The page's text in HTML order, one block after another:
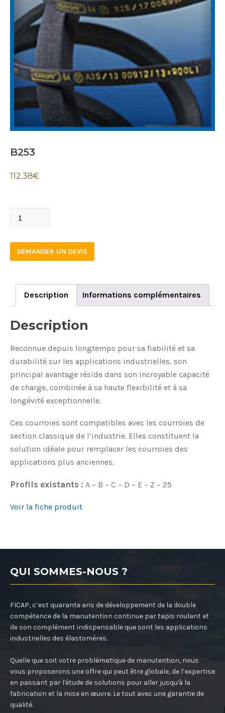
B253
112.38€
B253
DEMANDER UN DEVIS
Description Informations complémentaires
Description
Reconnue depuis longtemps pour sa fiabilité et sa
durabilité sur les applications industrielles, son
principal avantage réside dans son incroyable capacité
de charge, combinée à sa haute flexibilité et à sa
longévité exceptionnelle.
Ces courroies sont compatibles avec les courroies de
section classique de l’industrie. Elles constituent la
solution idéale pour remplacer les courroies des
applications plus anciennes.
Profils existants : A – B – C – D – E – Z – 25
Voir la fiche produit
QUI SOMMES-NOUS ?
FICAP, c’est quarante ans de développement de la double
compétence de la manutention continue par tapis roulant et
de son complément indispensable que sont les applications
industrielles des élastomères.
Quelle que soit votre problématique de manutention, nous
vous proposerons une offre qui peut être globale, de l’expertise
en passant par l'étude de solutions pour aller jusqu'à la
fabrication et la mise en œuvre. Le tout avec une garantie de
qualité.